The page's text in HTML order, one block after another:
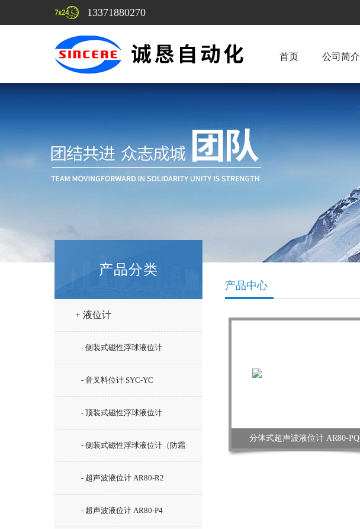
13371880270
首页 公司简介
产品分类
+ 液位计
- 侧装式磁性浮球液位计
- 音叉料位计 SYC-YC
- 顶装式磁性浮球液位计
- 侧装式磁性浮球液位计（防霜
型）SYC-UHZ-15/C5
- 超声波液位计 AR80-R2
- 超声波液位计 AR80-P4
产品中心
分体式超声波液位计 AR80-PQ